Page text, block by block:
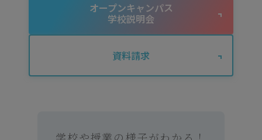
オープンキャンパス
学校説明会
資料請求